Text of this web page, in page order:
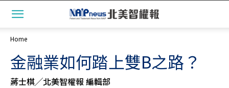
Home
金融業如何踏上雙B之路？
蔣士棋╱北美智權報 編輯部